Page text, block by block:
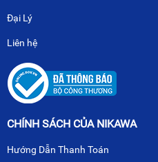
Đại Lý
Liên hệ
CHÍNH SÁCH CỦA NIKAWA
Hướng Dẫn Thanh Toán